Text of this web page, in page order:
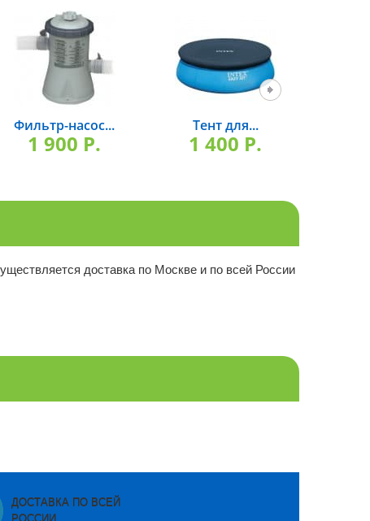
Фильтр-насос...
1 900 P.
Тент для...
1 400 P.
доставка по Москве и по всей России
ДОСТАВКА ПО ВСЕЙ
РОССИИ